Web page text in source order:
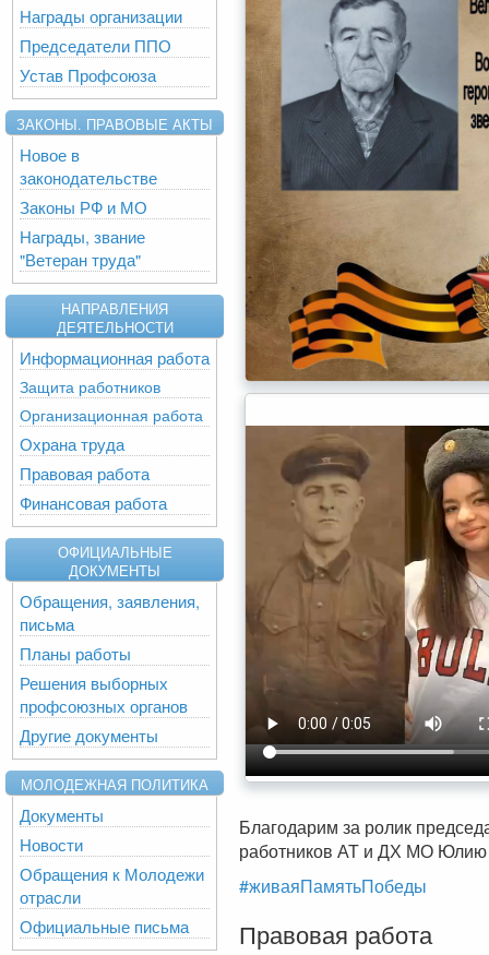
Награды организации
Председатели ППО
Устав Профсоюза
ЗАКОНЫ. ПРАВОВЫЕ АКТЫ
Новое в
законодательстве
Законы РФ и МО
Награды, звание
"Ветеран труда"
НАПРАВЛЕНИЯ
ДЕЯТЕЛЬНОСТИ
Информационная работа
Защита работников
Организационная работа
Охрана труда
Правовая работа
Финансовая работа
ОФИЦИАЛЬНЫЕ
ДОКУМЕНТЫ
Обращения, заявления,
письма
Планы работы
Решения выборных
профсоюзных органов
Другие документы
МОЛОДЕЖНАЯ ПОЛИТИКА
Документы
Новости
Обращения к Молодежи
отрасли
Официальные письма
Благодарим за ролик
работников АТ и ДХ МО
#живаяПамятьПобеды
Правовая работа